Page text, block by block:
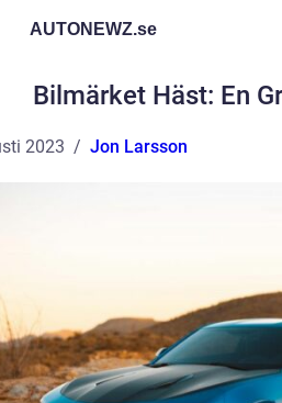
AUTONEWZ.se
Bilmärket Häst: En
2023 Jon Larsson